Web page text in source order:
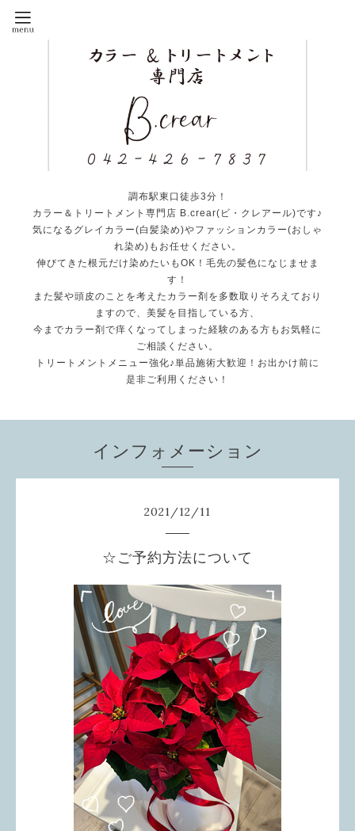
調布駅東口徒歩3分！
カラー＆トリートメント専門店 B.crear(ビ・クレアール)です♪
気になるグレイカラー(白髪染め)やファッションカラー(おしゃ
れ染め)もお任せください。
伸びてきた根元だけ染めたいもOK！毛先の髪色になじませま
す！
また髪や頭皮のことを考えたカラー剤を多数取りそろえており
ますので、美髪を目指している方、
今までカラー剤で痒くなってしまった経験のある方もお気軽に
ご相談ください。
トリートメントメニュー強化♪単品施術大歓迎！お出かけ前に
是非ご利用ください！
インフォメーション
2021/12/11
☆ご予約方法について